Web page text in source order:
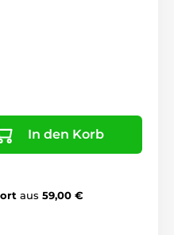
In den Korb
aus 59,00 €